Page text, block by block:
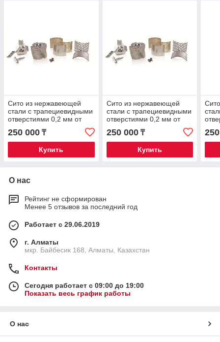
Сито из нержавеющей
стали с трапециевидными
отверстиями 0,2 мм от
универсальная режущая
мельница CM200
250 000 ₸
Купить
Сито из нержавеющей
стали с трапециевидными
отверстиями 0,2 мм от
универсальная режущая
мельница CM200
250 000₸
Купить
О нас
Рейтинг не сформирован
Менее 5 отзывов за последний год
Работает с 29.06.2019
г. Алматы
мкр. Байбесик 168, Алматы, Казахстан
Контакты
Сегодня работает с 09:00 до 19:00
Показать весь график работы
О нас